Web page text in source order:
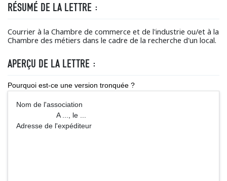
RÉSUMÉ DE LA LETTRE :
Courrier à la Chambre de commerce et de l'industrie ou/et à la
Chambre des métiers dans le cadre de la recherche d'un local.
APERÇU DE LA LETTRE :
Pourquoi est-ce une version tronquée ?
Nom de l'association
A ..., le ...
Adresse de l'expéditeur